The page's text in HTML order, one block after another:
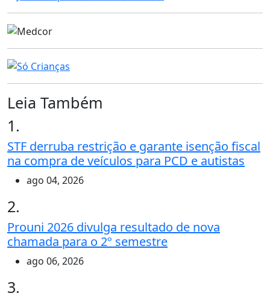
Leia Também
1.
STF derruba restrição e garante isenção fiscal
na compra de veículos para PCD e autistas
ago 04, 2026
2.
Prouni 2026 divulga resultado de nova
chamada para o 2º semestre
ago 06, 2026
3.